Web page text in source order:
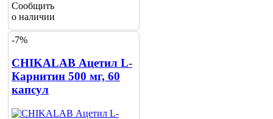
Сообщить
о наличии
-7%
CHIKALAB Ацетил L-
Карнитин 500 мг, 60
капсул